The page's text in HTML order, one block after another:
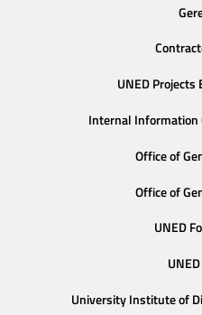
UNED Projects
Internal
Office of
Office of
UNED
University Institute of